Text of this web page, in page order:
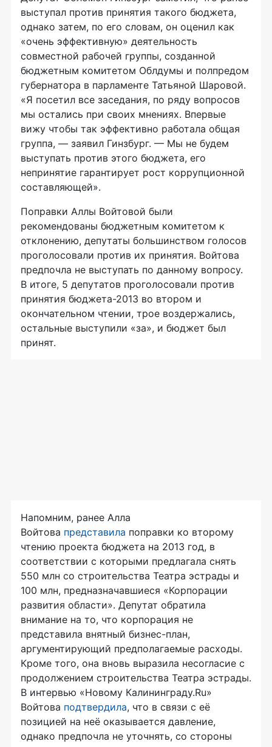
выступал против принятия такого бюджета,
однако затем, по его словам, он оценил как
«очень эффективную» деятельность
совместной рабочей группы, созданной
бюджетным комитетом Облдумы и полпредом
губернатора в парламенте Татьяной Шаровой.
«Я посетил все заседания, по ряду вопросов
мы остались при своих мнениях. Впервые
вижу чтобы так эффективно работала общая
группа, — заявил Гинзбург. — Мы не будем
выступать против этого бюджета, его
непринятие гарантирует рост коррупционной
составляющей».
Поправки Аллы Войтовой были
рекомендованы бюджетным комитетом к
отклонению, депутаты большинством голосов
проголосовали против их принятия. Войтова
предпочла не выступать по данному вопросу.
В итоге, 5 депутатов проголосовали против
принятия бюджета-2013 во втором и
окончательном чтении, трое воздержались,
остальные выступили «за», и бюджет был
принят.
Напомним, ранее Алла
Войтова представила поправки ко второму
чтению проекта бюджета на 2013 год, в
соответствии с которыми предлагала снять
550 млн со строительства Театра эстрады и
100 млн, предназначавшиеся «Корпорации
развития области». Депутат обратила
внимание на то, что корпорация не
представила внятный бизнес-план,
аргументирующий предполагаемые расходы.
Кроме того, она вновь выразила несогласие с
продолжением строительства Театра эстрады.
В интервью «Новому Калининграду.Ru»
Войтова подтвердила, что в связи с её
позицией на неё оказывается давление,
однако предпочла не уточнять, со стороны